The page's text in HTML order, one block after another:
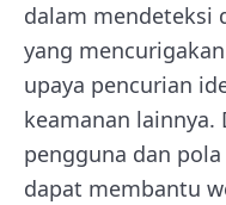
dalam mendeteksi
yang
upaya pencurian
keamanan lainnya.
pengguna dan
dapat membantu